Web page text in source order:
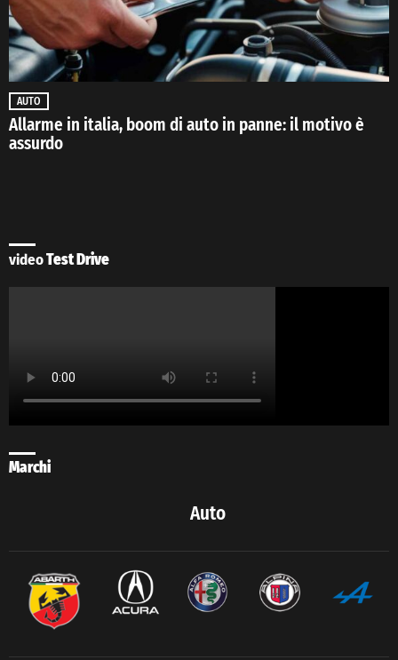
AUTO
Allarme in italia, boom di auto in panne: il motivo è
assurdo
videoTest Drive
Marchi
Auto